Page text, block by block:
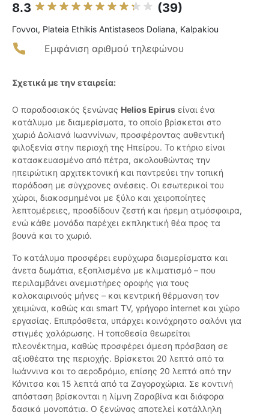
8.3 (39)
Γοννοι, Plateia Ethikis Antistaseos Doliana, Kalpakiou
Εμφάνιση αριθμού τηλεφώνου
Σχετικά με την εταιρεία:
Ο παραδοσιακός ξενώνας Helios Epirus είναι ένα
κατάλυμα με διαμερίσματα, το οποίο βρίσκεται στο
χωριό Δολιανά Ιωαννίνων, προσφέροντας αυθεντική
φιλοξενία στην περιοχή της Ηπείρου. Το κτήριο είναι
κατασκευασμένο από πέτρα, ακολουθώντας την
ηπειρώτικη αρχιτεκτονική και παντρεύει την τοπική
παράδοση με σύγχρονες ανέσεις. Οι εσωτερικοί του
χώροι, διακοσμημένοι με ξύλο και χειροποίητες
λεπτομέρειες, προσδίδουν ζεστή και ήρεμη ατμόσφαιρα,
ενώ κάθε μονάδα παρέχει εκπληκτική θέα προς τα
βουνά και το χωριό.
Το κατάλυμα προσφέρει ευρύχωρα διαμερίσματα και
άνετα δωμάτια, εξοπλισμένα με κλιματισμό – που
περιλαμβάνει ανεμιστήρες οροφής για τους
καλοκαιρινούς μήνες – και κεντρική θέρμανση τον
χειμώνα, καθώς και smart TV, γρήγορο internet και χώρο
εργασίας. Επιπρόσθετα, υπάρχει κοινόχρηστο σαλόνι για
στιγμές χαλάρωσης. Η τοποθεσία θεωρείται
πλεονέκτημα, καθώς προσφέρει άμεση πρόσβαση σε
αξιοθέατα της περιοχής. Βρίσκεται 20 λεπτά από τα
Ιωάννινα και το αεροδρόμιο, επίσης 20 λεπτά από την
Κόνιτσα και 15 λεπτά από τα Ζαγοροχώρια. Σε κοντινή
απόσταση βρίσκονται η λίμνη Ζαραβίνα και διάφορα
δασικά μονοπάτια. Ο ξενώνας αποτελεί κατάλληλη